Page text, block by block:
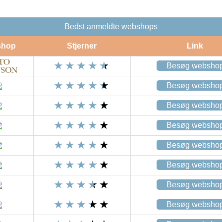
Bedst anmeldte webshops
Stjerner Link
Besøg
Besøg
Besøg
Besøg
Besøg
Besøg
Besøg
Besøg